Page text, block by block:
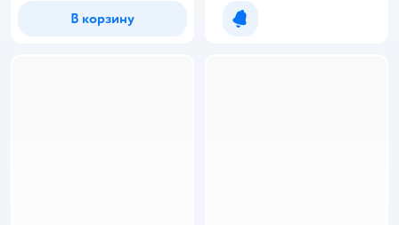
В корзину Уведомить о появлении